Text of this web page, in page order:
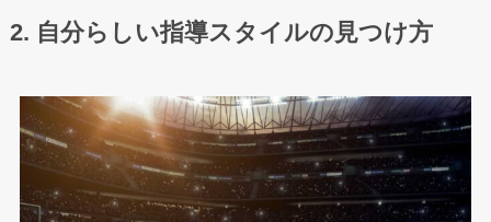
2. 自分らしい指導スタイルの見つけ方